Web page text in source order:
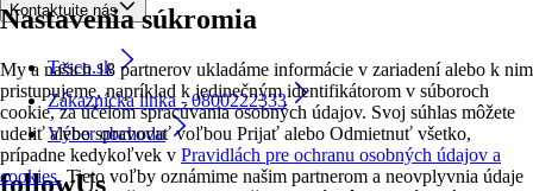
Nastavenia súkromia
My a našich 18 partnerov ukladáme informácie v zariadení alebo k nim
pristupujeme, napríklad k jedinečným identifikátorom v súboroch
cookie, za účelom spracúvania osobných údajov. Svoj súhlas môžete
udeliť alebo spravovať voľbou Prijať alebo Odmietnuť všetko,
prípadne kedykoľvek v Pravidlách pre ochranu osobných údajov a
cookies. Tieto voľby oznámime našim partnerom a neovplyvnia údaje
Kontaktujte nás
Tesco.sk
Zákaznícka linka - 0800222333
Výber obchodu
followUs